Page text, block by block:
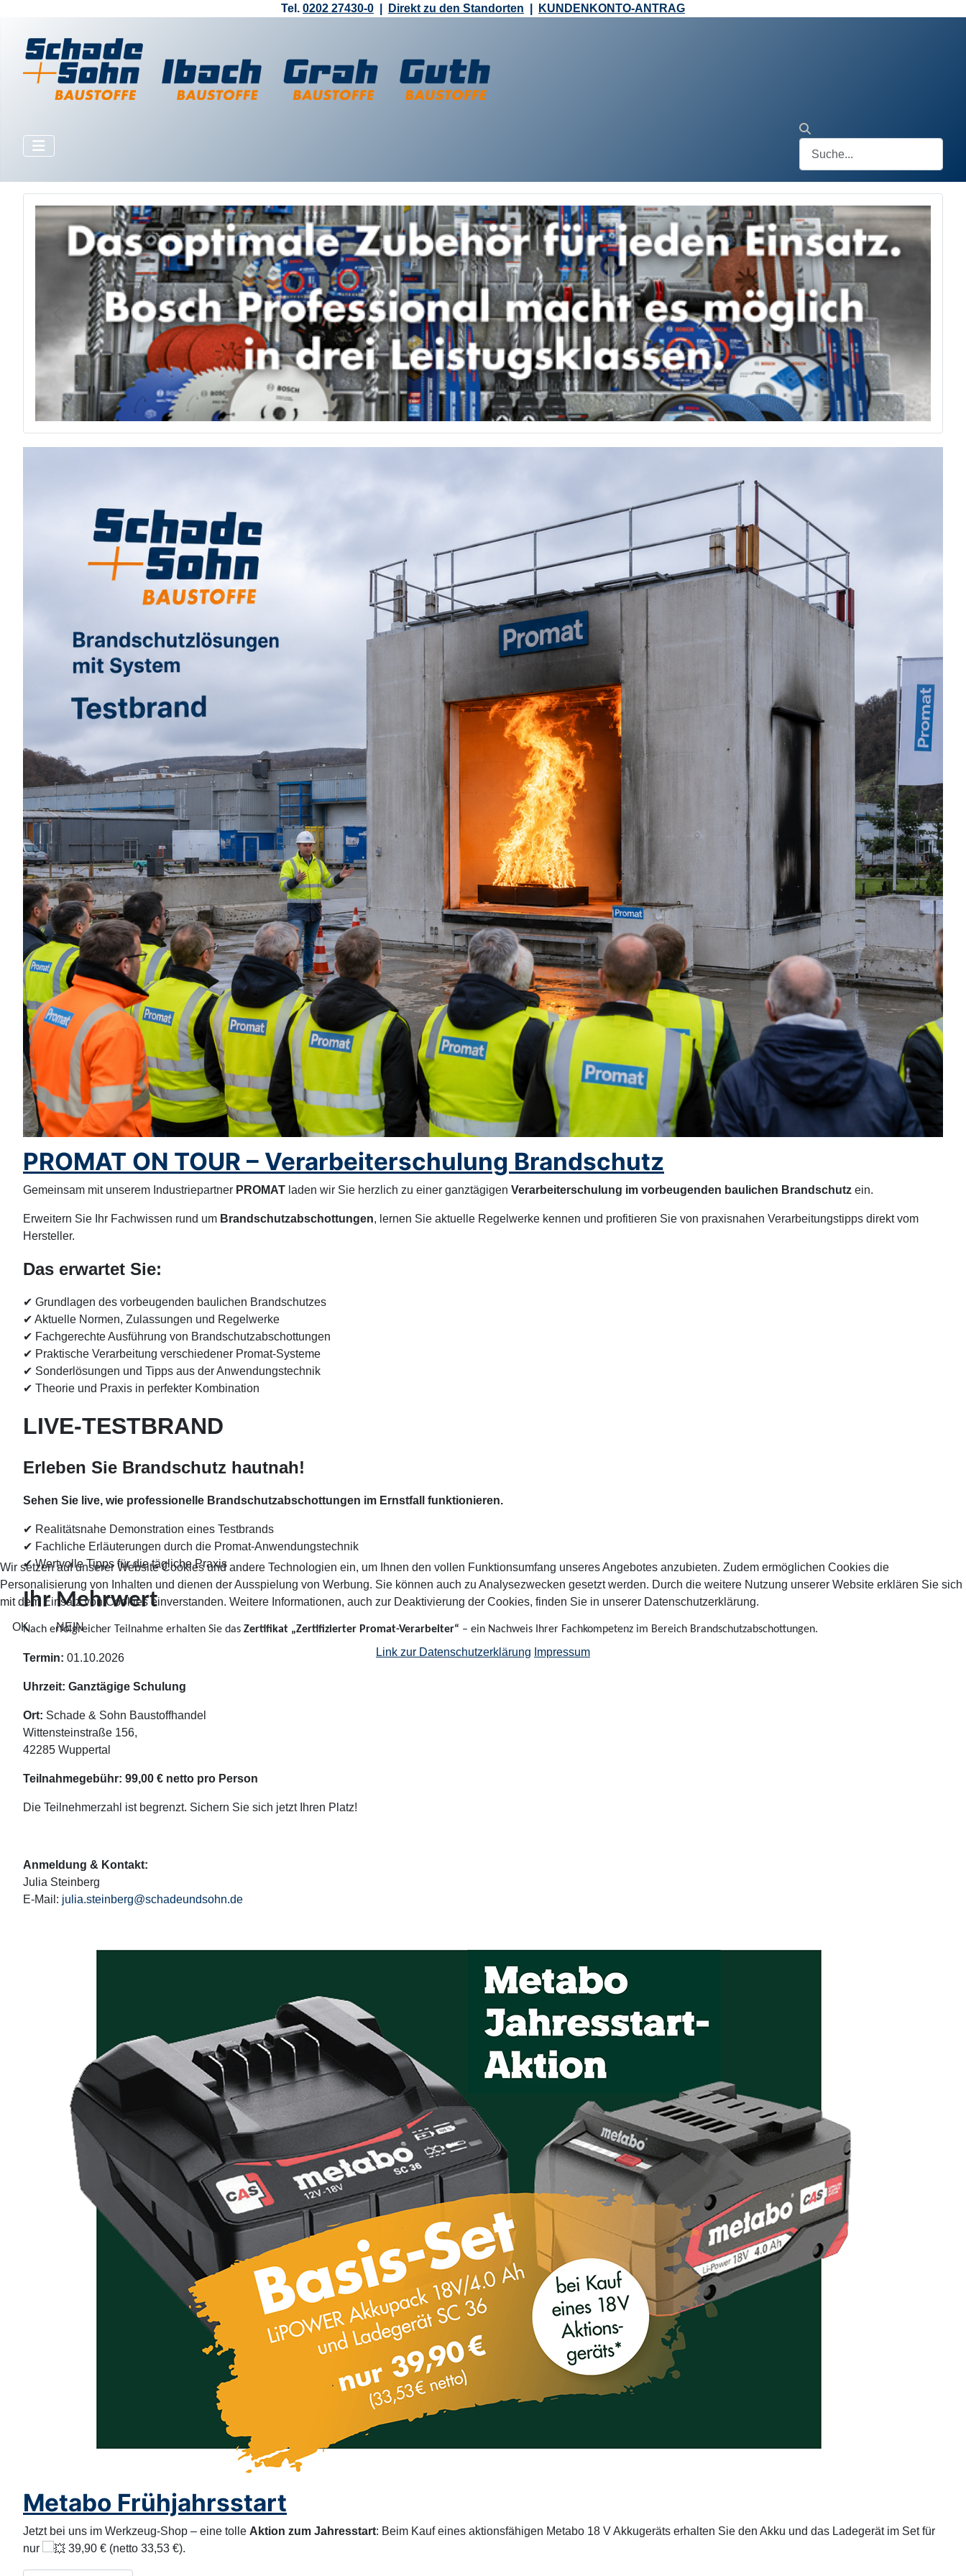
Tel. 0202 27430-0 Direkt zu den Standorten KUNDENKONTO-ANTRAG
MEHR ERFAHREN!
PROMAT ON TOUR – Verarbeiterschulung Brandschutz
Gemeinsam mit unserem Industriepartner PROMAT laden wir Sie herzlich zu einer ganztägigen Verarbeiterschulung im vorbeugenden baulichen Brandschutz ein.
Erweitern Sie Ihr Fachwissen rund um Brandschutzabschottungen, lernen Sie aktuelle Regelwerke kennen und profitieren Sie von praxisnahen Verarbeitungstipps direkt vom
Hersteller.
Das erwartet Sie:
✔ Grundlagen des vorbeugenden baulichen Brandschutzes
✔ Aktuelle Normen, Zulassungen und Regelwerke
✔ Fachgerechte Ausführung von Brandschutzabschottungen
✔ Praktische Verarbeitung verschiedener Promat-Systeme
✔ Sonderlösungen und Tipps aus der Anwendungstechnik
✔ Theorie und Praxis in perfekter Kombination
LIVE-TESTBRAND
Erleben Sie Brandschutz hautnah!
Sehen Sie live, wie professionelle Brandschutzabschottungen im Ernstfall funktionieren.
✔ Realitätsnahe Demonstration eines Testbrands
✔ Fachliche Erläuterungen durch die Promat-Anwendungstechnik
✔Wertvolle Tipps für die tägliche Praxis
Ihr Mehrwert
Nach erfolgreicher Teilnahme erhalten Sie das Zertifikat „Zertifizierter Promat-Verarbeiter“ – ein Nachweis Ihrer Fachkompetenz im Bereich Brandschutzabschottungen.
Termin: 01.10.2026
Uhrzeit: Ganztägige Schulung
Ort: Schade & Sohn Baustoffhandel
Wittensteinstraße 156,
42285 Wuppertal
Teilnahmegebühr: 99,00 € netto pro Person
Die Teilnehmerzahl ist begrenzt. Sichern Sie sich jetzt Ihren Platz!
Anmeldung & Kontakt:
Julia Steinberg
E-Mail: julia.steinberg@schadeundsohn.de
Metabo Frühjahrsstart
Jetzt bei uns im Werkzeug-Shop – eine tolle Aktion zum Jahresstart: Beim Kauf eines aktionsfähigen Metabo 18 V Akkugeräts erhalten Sie den Akku und das Ladegerät im Set für
nur
39,90 € (netto 33,53 €).
Wir setzen auf unserer Website Cookies und andere Technologien ein, um Ihnen den vollen Funktionsumfang unseres Angebotes anzubieten. Zudem ermöglichen Cookies die
Personalisierung von Inhalten und dienen der Ausspielung von Werbung. Sie können auch zu Analysezwecken gesetzt werden. Durch die weitere Nutzung unserer Website erklären Sie sich
mit dem Einsatz von Cookies einverstanden. Weitere Informationen, auch zur Deaktivierung der Cookies, finden Sie in unserer Datenschutzerklärung.
OK NEIN
Link zur Datenschutzerklärung Impressum